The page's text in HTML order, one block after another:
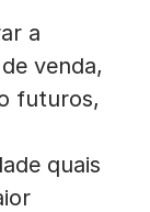
a
venda,
futuros,
quais